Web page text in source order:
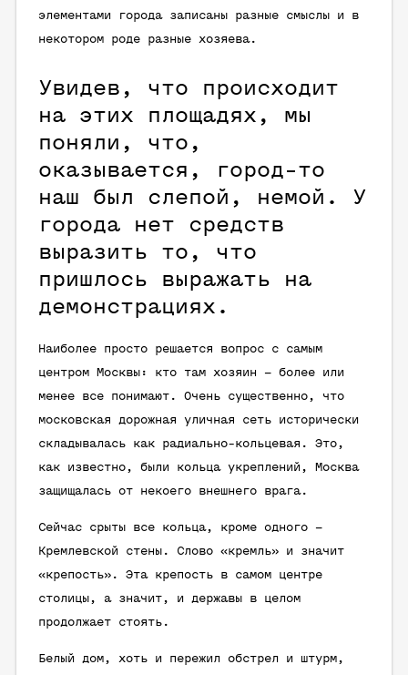
элементами города записаны разные смыслы и в
некотором роде разные хозяева.
Увидев, что происходит
на этих площадях, мы
поняли, что,
оказывается, город-то
наш был слепой, немой. У
города нет средств
выразить то, что
пришлось выражать на
демонстрациях.
Наиболее просто решается вопрос с самым
центром Москвы: кто там хозяин – более или
менее все понимают. Очень существенно, что
московская дорожная уличная сеть исторически
складывалась как радиально-кольцевая. Это,
как известно, были кольца укреплений, Москва
защищалась от некоего внешнего врага.
Сейчас срыты все кольца, кроме одного –
Кремлевской стены. Слово «кремль» и значит
«крепость». Эта крепость в самом центре
столицы, а значит, и державы в целом
продолжает стоять.
Белый дом, хоть и пережил обстрел и штурм,